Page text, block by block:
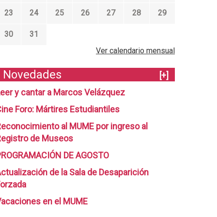
23 24 25 26 27 28 29
30
31
Ver calendario mensual
Novedades
[+]
y cantar a Marcos Velázquez
Foro: Mártires Estudiantiles
al MUME por ingreso al
de Museos
DE AGOSTO
de la Sala de Desaparición
en el MUME